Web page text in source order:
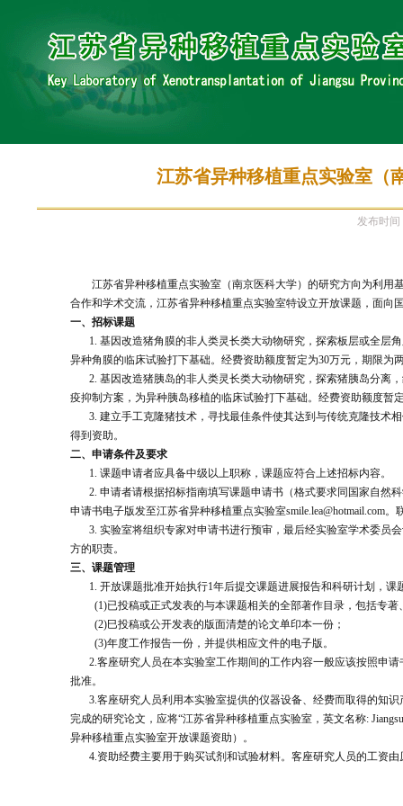
江苏省异种移植重点实验室（
发布时
江苏省异种移植重点实验室（南京医科大学）的研究方向为利用
合作和学术交流，江苏省异种移植重点实验室特设立开放课题，面向
一、招标课题
1. 基因改造猪角膜的非人类灵长类大动物研究，探索板层或全层
异种角膜的临床试验打下基础。经费资助额度暂定为30万元，期限为
2. 基因改造猪胰岛的非人类灵长类大动物研究，探索猪胰岛分离
疫抑制方案，为异种胰岛移植的临床试验打下基础。经费资助额度暂
3. 建立手工克隆猪技术，寻找最佳条件使其达到与传统克隆技术
得到资助。
二、申请条件及要求
1. 课题申请者应具备中级以上职称，课题应符合上述招标内容。
2. 申请者请根据招标指南填写课题申请书（格式要求同国家自然科
申请书电子版发至江苏省异种移植重点实验室smile.lea@hotmail.com。
3. 实验室将组织专家对申请书进行预审，最后经实验室学术委员
方的职责。
三、课题管理
1. 开放课题批准开始执行1年后提交课题进展报告和科研计划，课
(1)已投稿或正式发表的与本课题相关的全部著作目录，包括专
(2)巳投稿或公开发表的版面清楚的论文单印本一份；
(3)年度工作报告一份，并提供相应文件的电子版。
2.客座研究人员在本实验室工作期间的工作内容一般应该按照申请
批准。
3.客座研究人员利用本实验室提供的仪器设备、经费而取得的知识
完成的研究论文，应将“江苏省异种移植重点实验室，英文名称:
异种移植重点实验室开放课题资助）。
4.资助经费主要用于购买试剂和试验材料。客座研究人员的工资由